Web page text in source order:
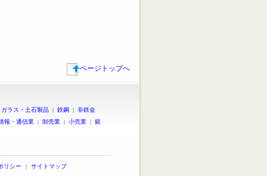
ページトップへ
ガラス・土石製品 | 鉄鋼 | 非鉄金
報・通信業 | 卸売業 | 小売業 | 銀
リシー ｜ サイトマップ